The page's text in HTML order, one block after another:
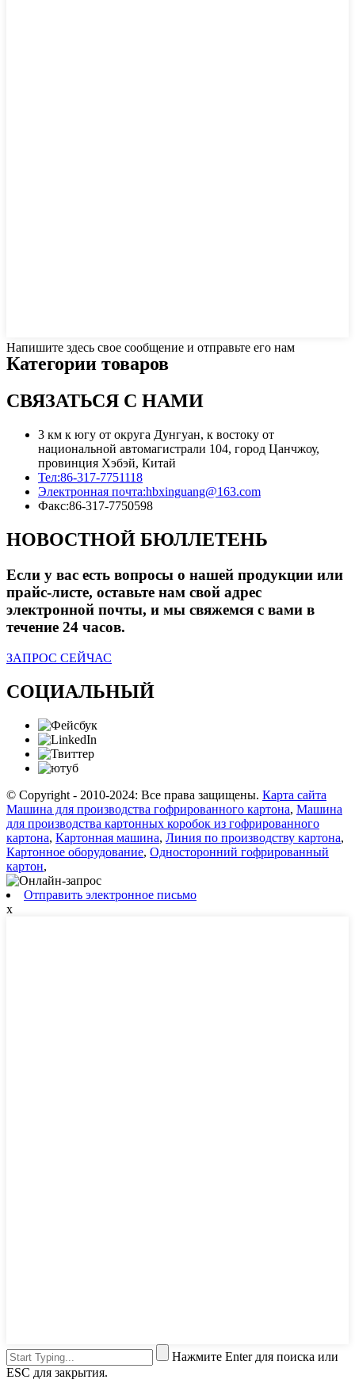
Напишите здесь свое сообщение и отправьте его нам
Категории товаров
СВЯЗАТЬСЯ С НАМИ
3 км к югу от округа Дунгуан, к востоку от
национальной автомагистрали 104, город Цанчжоу,
провинция Хэбэй, Китай
Тел:86-317-7751118
Электронная почта:hbxinguang@163.com
Факс:86-317-7750598
НОВОСТНОЙ БЮЛЛЕТЕНЬ
Если у вас есть вопросы о нашей продукции или
прайс-листе, оставьте нам свой адрес
электронной почты, и мы свяжемся с вами в
течение 24 часов.
ЗАПРОС СЕЙЧАС
СОЦИАЛЬНЫЙ
© Copyright - 2010-2024: Все права защищены. Карта сайта
Машина для производства гофрированного картона, Машина
для производства картонных коробок из гофрированного
картона, Картонная машина, Линия по производству картона,
Картонное оборудование, Односторонний гофрированный
картон,
Отправить электронное письмо
x
Нажмите Enter для поиска или
ESC для закрытия.